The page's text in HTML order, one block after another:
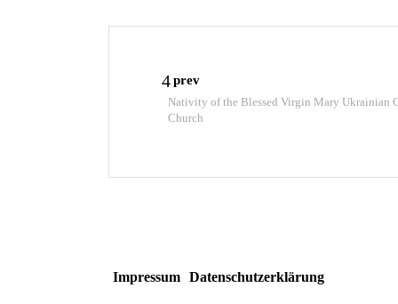
prev
Nativity of the Blessed Virgin Mary Ukrainian
Church
Impressum Datenschutzerklärung